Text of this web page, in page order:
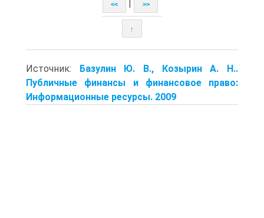
<< >>
↑
Источник: Базулин Ю. В., Козырин А. Н..
Публичные финансы и финансовое право:
Информационные ресурсы. 2009